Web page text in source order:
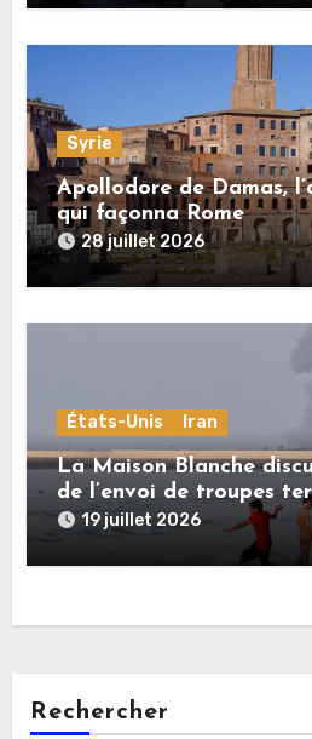
Syrie
Apollodore de Damas,
qui façonna Rome
28 juillet 2026
États-Unis Iran
La Maison Blanche
de l’envoi de troupes
19 juillet 2026
Rechercher